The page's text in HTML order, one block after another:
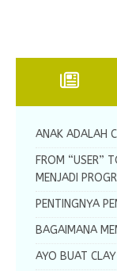
ANAK ADALAH
FROM “USER”
MENJADI
PENTINGNYA
BAGAIMANA
AYO BUAT CLAY